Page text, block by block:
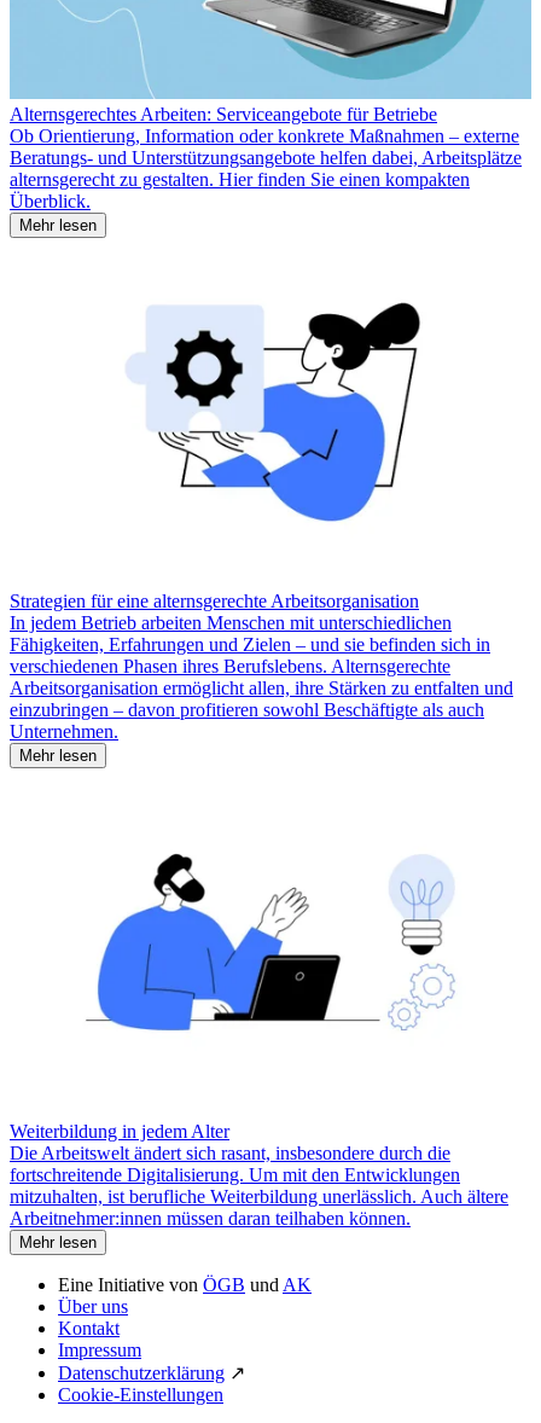
Alternsgerechtes Arbeiten: Serviceangebote für Betriebe
Ob Orientierung, Information oder konkrete Maßnahmen – externe
Beratungs- und Unterstützungsangebote helfen dabei, Arbeitsplätze
alternsgerecht zu gestalten. Hier finden Sie einen kompakten
Überblick.
Mehr lesen
Strategien für eine alternsgerechte Arbeitsorganisation
In jedem Betrieb arbeiten Menschen mit unterschiedlichen
Fähigkeiten, Erfahrungen und Zielen – und sie befinden sich in
verschiedenen Phasen ihres Berufslebens. Alternsgerechte
Arbeitsorganisation ermöglicht allen, ihre Stärken zu entfalten und
einzubringen – davon profitieren sowohl Beschäftigte als auch
Unternehmen.
Mehr lesen
Weiterbildung in jedem Alter
Die Arbeitswelt ändert sich rasant, insbesondere durch die
fortschreitende Digitalisierung. Um mit den Entwicklungen
mitzuhalten, ist berufliche Weiterbildung unerlässlich. Auch ältere
Arbeitnehmer:innen müssen daran teilhaben können.
Mehr lesen
Eine Initiative von ÖGB und AK
Über uns
Kontakt
Impressum
Datenschutzerklärung ↗
Cookie-Einstellungen